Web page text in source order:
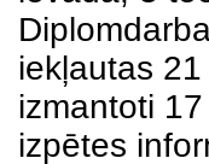
iekļautas
izmantoti
izpētes